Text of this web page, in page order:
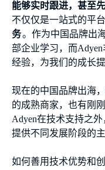
能够实时跟进，甚至
不仅仅是一站式的平
务。作为中国品牌出
部企业学习，而
经验，为我们的成长
现在的中国品牌出海
的成熟商家，也有刚
Adyen在技术支持之
提供不同发展阶段的
如何善用技术优势和